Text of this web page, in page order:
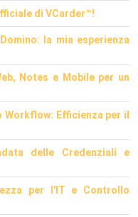
di VCarder™!
la mia esperienza
Notes e Mobile per un
Workflow: Efficienza per il
delle Credenziali e
per l'IT e Controllo